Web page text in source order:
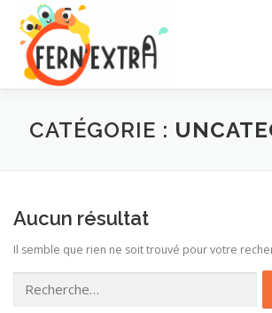
contenu
ACTIVITÉS INSCRIPTIONS
CATÉGORIE :
Aucun résultat
Il semble que rien ne soit trouvé pour votre